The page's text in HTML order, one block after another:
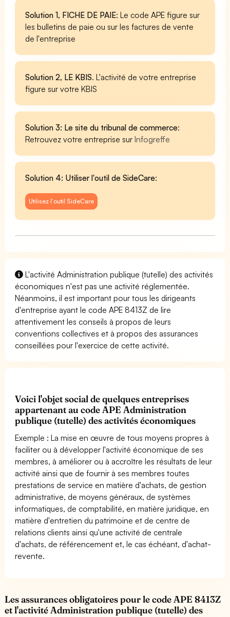
Solution 1, FICHE DE PAIE: Le code APE figure sur
les bulletins de paie ou sur les factures de vente
de l'entreprise
Solution 2, LE KBIS. L'activité de votre entreprise
figure sur votre KBIS
Solution 3: Le site du tribunal de commerce:
Retrouvez votre entreprise surInfogreffe
Solution 4: Utiliser l'outil de SideCare:
Utilisez l'outil SideCare
L'activité Administration publique (tutelle) des activités
économiques n'est pas une activité réglementée.
Néanmoins, il est important pour tous les dirigeants
d'entreprise ayant le code APE 8413Z de lire
attentivement les conseils à propos de leurs
conventions collectives et à propos des assurances
conseillées pour l'exercice de cette activité.
Voici l'objet social de quelques entreprises
appartenant au code APE Administration
publique (tutelle) des activités économiques
Exemple : La mise en œuvre de tous moyens propres à
faciliter ou à développer l'activité économique de ses
membres, à améliorer ou à accroître les résultats de leur
activité ainsi que de fournir à ses membres toutes
prestations de service en matière d'achats, de gestion
administrative, de moyens généraux, de systèmes
informatiques, de comptabilité, en matière juridique, en
matière d'entretien du patrimoine et de centre de
relations clients ainsi qu'une activité de centrale
d'achats, de référencement et, le cas échéant, d'achat-
revente.
Les assurances obligatoires pour le code APE 8413Z
et l'activité Administration publique (tutelle) des